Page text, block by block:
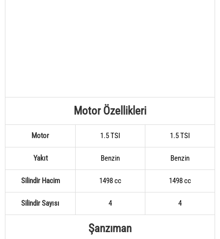
Motor Özellikleri
Motor 1.5 TSI 1.5 TSI
Yakıt Benzin Benzin
Silindir Hacim 1498 cc 1498 cc
Silindir Sayısı 4 4
Şanzıman